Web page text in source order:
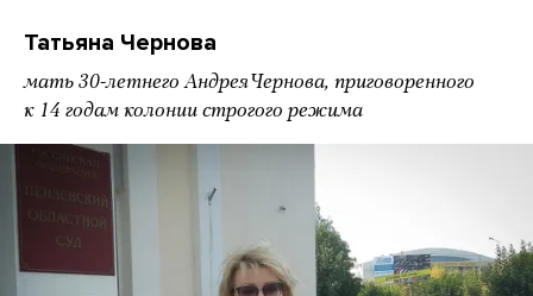
Татьяна Чернова
мать 30-летнего Андрея Чернова, приговоренного
к 14 годам колонии строгого режима